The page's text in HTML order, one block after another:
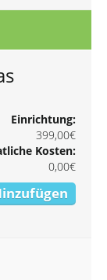
Einrichtung:
399,00€
Kosten:
0,00€